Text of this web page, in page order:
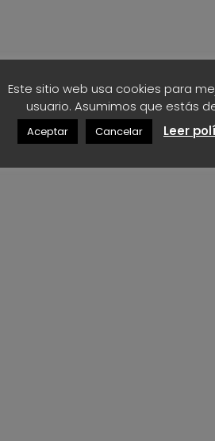
Este sitio web usa cookies para
usuario. Asumimos que estás
Aceptar Cancelar Leer